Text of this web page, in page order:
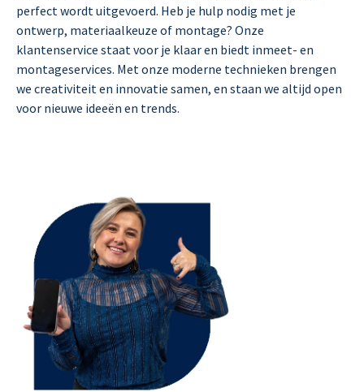
perfect wordt uitgevoerd. Heb je hulp nodig met je
ontwerp, materiaalkeuze of montage? Onze
klantenservice staat voor je klaar en biedt inmeet- en
montageservices. Met onze moderne technieken brengen
we creativiteit en innovatie samen, en staan we altijd open
voor nieuwe ideeën en trends.